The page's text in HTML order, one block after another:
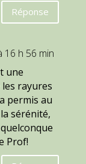
Réponse
16 h 56 min
une
rayures
permis au
sérénité,
Prof!